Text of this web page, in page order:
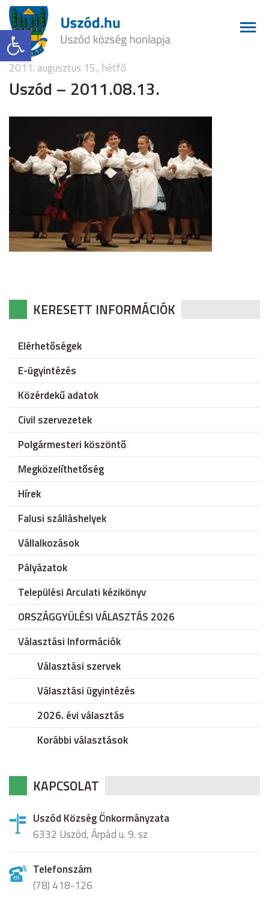
Eszköztár megnyitása
2011. augusztus 15., hétfő
Uszód – 2011.08.13.
KERESETT INFORMÁCIÓK
Elérhetőségek
E-ügyintézés
Közérdekű adatok
Civil szervezetek
Polgármesteri köszöntő
Megközelíthetőség
Hírek
Falusi szálláshelyek
Vállalkozások
Pályázatok
Települési Arculati kézikönyv
ORSZÁGGYÜLÉSI VÁLASZTÁS 2026
Választási Információk
Választási szervek
Választási ügyintézés
2026. évi választás
Korábbi választások
KAPCSOLAT
Uszód Község Önkormányzata
6332 Uszód, Árpád u. 9. sz
Telefonszám
(78) 418-126